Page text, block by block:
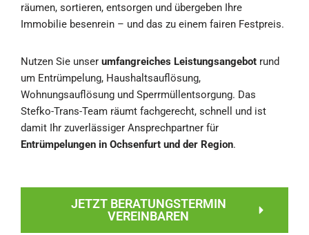
räumen, sortieren, entsorgen und übergeben Ihre
Immobilie besenrein – und das zu einem fairen Festpreis.
Nutzen Sie unser umfangreiches Leistungsangebot rund
um Entrümpelung, Haushaltsauflösung,
Wohnungsauflösung und Sperrmüllentsorgung. Das
Stefko-Trans-Team räumt fachgerecht, schnell und ist
damit Ihr zuverlässiger Ansprechpartner für
Entrümpelungen in Ochsenfurt und der Region.
JETZT BERATUNGSTERMIN
VEREINBAREN